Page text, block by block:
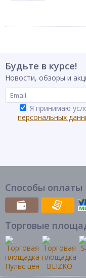
Будьте в курсе!
Новости, обзоры и
Я принимаю
персональных
Способы оплаты
Торговые